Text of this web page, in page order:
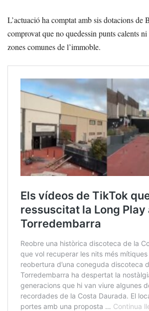
L’actuació ha comptat amb sis dotacions de
comprovat que no quedessin punts calents
zones comunes de l’immoble.